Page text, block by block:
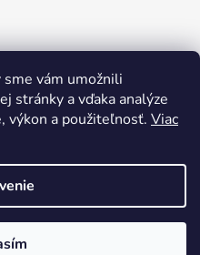
sme vám umožnili
stránky a vďaka analýze
výkon a použiteľnosť. Viac
Shoptet